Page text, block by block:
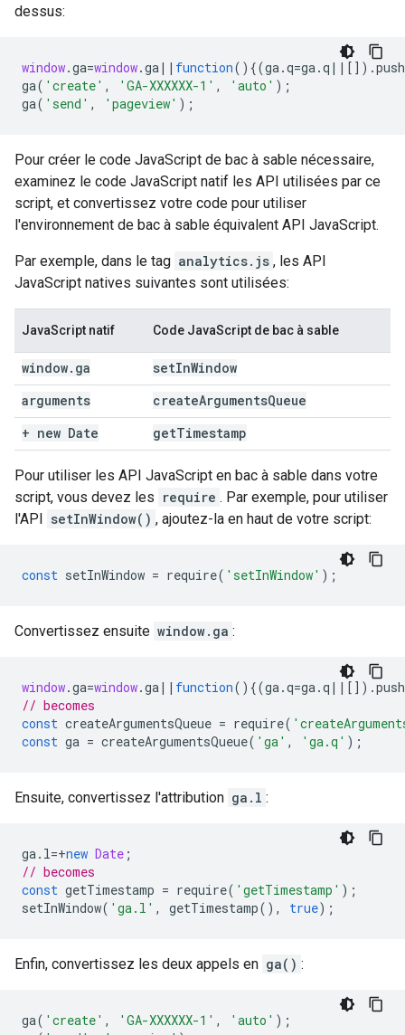
dessus:
window.ga=window.ga|| function(){(ga.q=ga.q || []).push
ga( 'create' , 'GA-XXXXXX-1' , 'auto' );
ga( 'send' , 'pageview' );
Pour créer le code JavaScript de bac à sable nécessaire,
examinez le code JavaScript natif les API utilisées par ce
script, et convertissez votre code pour utiliser
l'environnement de bac à sable équivalent API JavaScript.
Par exemple, dans le tag analytics.js , les API
JavaScript natives suivantes sont utilisées:
JavaScript natif Code JavaScript de bac à sable
window. ga setInWindow
arguments
createArgumentsQueue
+ new Date
getTimestamp
Pour utiliser les API JavaScript en bac à sable dans votre
script, vous devez les require . Par exemple, pour utiliser
l'API setInWindow() , ajoutez-la en haut de votre script:
const setInWindow = require( 'setInWindow' );
Convertissez ensuite window.ga :
window.ga=window.ga|| function(){(ga.q=ga.q || []).push
// becomes
const createArgumentsQueue = require(
const ga = createArgumentsQueue( 'ga' , 'ga.q' );
Ensuite, convertissez l'attribution ga.l :
ga. l=+new Date ;
// becomes
const getTimestamp = require( 'getTimestamp' );
setInWindow( 'ga.l' , getTimestamp(), true);
Enfin, convertissez les deux appels en ga() :
ga( 'create' , 'GA-XXXXXX-1' , 'auto' );